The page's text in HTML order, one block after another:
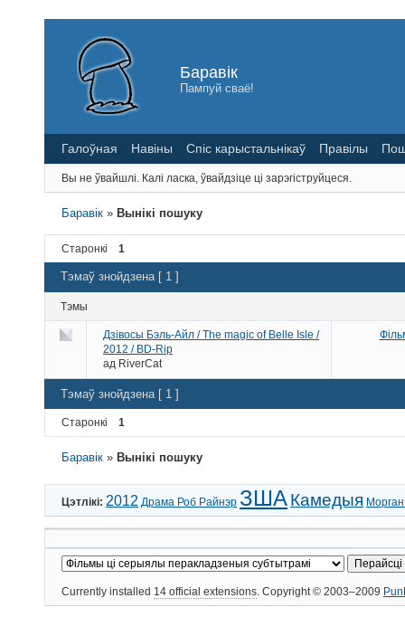
Баравік
Пампуй сваё!
Галоўная Навіны Спіс карыстальнікаў Правілы
Вы не ўвайшлі. Калі ласка, ўвайдзіце ці зарэгіструйцеся.
Баравік » Вынікі пошуку
Старонкі 1
Тэмаў знойдзена [ 1 ]
Тэмы
Дзівосы Бэль-Айл / The magic of Belle Isle /
2012 / BD-Rip
ад RiverCat
Тэмаў знойдзена [ 1 ]
Старонкі 1
Баравік » Вынікі пошуку
Цэтлікі: 2012 Драма Роб Райнэр ЗШАКамедыя
Currently installed 14 official extensions. Copyright © 2003–2009